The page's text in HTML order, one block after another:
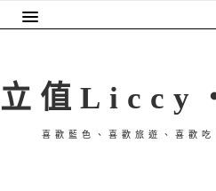
立值Liccy
喜歡藍色、喜歡旅遊、喜歡